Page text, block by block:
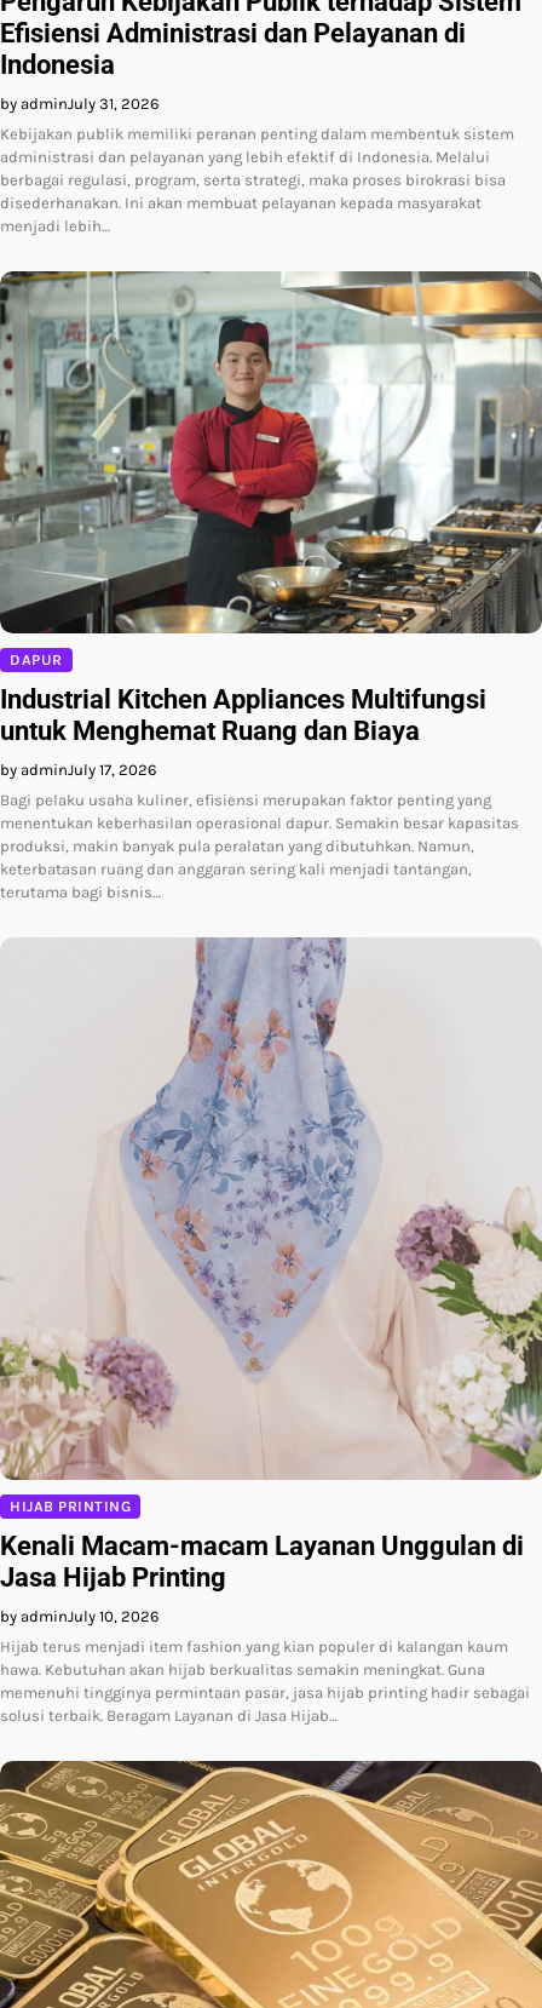
Efisiensi Administrasi dan Pelayanan di
Indonesia
by adminJuly 31, 2026
Kebijakan publik memiliki peranan penting dalam membentuk sistem
administrasi dan pelayanan yang lebih efektif di Indonesia. Melalui
berbagai regulasi, program, serta strategi, maka proses birokrasi bisa
disederhanakan. Ini akan membuat pelayanan kepada masyarakat
menjadi lebih…
DAPUR
Industrial Kitchen Appliances Multifungsi
untuk Menghemat Ruang dan Biaya
by adminJuly 17, 2026
Bagi pelaku usaha kuliner, efisiensi merupakan faktor penting yang
menentukan keberhasilan operasional dapur. Semakin besar kapasitas
produksi, makin banyak pula peralatan yang dibutuhkan. Namun,
keterbatasan ruang dan anggaran sering kali menjadi tantangan,
terutama bagi bisnis…
HIJAB PRINTING
Kenali Macam-macam Layanan Unggulan di
Jasa Hijab Printing
by adminJuly 10, 2026
Hijab terus menjadi item fashion yang kian populer di kalangan kaum
hawa. Kebutuhan akan hijab berkualitas semakin meningkat. Guna
memenuhi tingginya permintaan pasar, jasa hijab printing hadir sebagai
solusi terbaik. Beragam Layanan di Jasa Hijab…